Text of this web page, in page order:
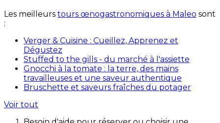
Les meilleurs tours œnogastronomiques à Maleo sont
:
Verger & Cuisine : Cueillez, Apprenez et
Dégustez
Stuffed to the gills - du marché à l'assiette
Gnocchi à la tomate : la terre, des mains
travailleuses et une saveur authentique
Bruschette et saveurs fraîches du potager
Voir tout